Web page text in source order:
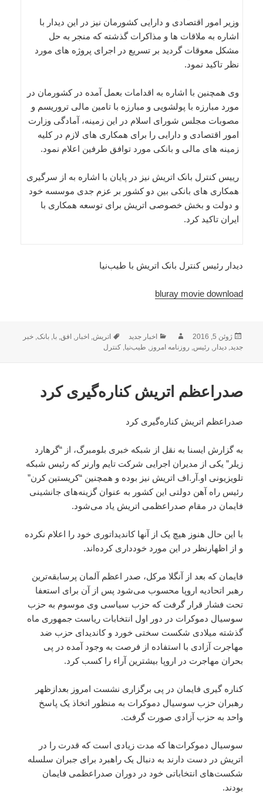
وزیر امور اقتصادی و دارایی کشورمان نیز در این دیدار با
اشاره به ملاقات ها و مذاکرات گذشته که منجر به حل
مشکل معوقات گردید بر تسریع در اجرای پروژه‌ های مورد
نظر تاکید نمود.
وی همچنین با اشاره به اقدامات بعمل آمده در کشورمان در
مورد مبارزه با پولشویی و مبارزه با تامین مالی تروریسم و
مصوبات مجلس شورای اسلام در این زمینه، آمادگی وزارت
امور اقتصادی و دارایی را برای همکاری های لازم در کلیه
زمینه های مالی و بانکی مورد توافق طرفین اعلام نمود.
رییس کنترل بانک اتریش نیز در پایان با اشاره به از سرگیری
همکاری های بانکی بین دو کشور بر عزم جدی موسسه خود
و دولت و بخش خصوصی اتریش برای توسعه همکاری با
ایران تاکید کرد.
دیدار رئیس کنترل بانک اتریش با طیب‌نیا
bluray movie download
ارسال
شده
ژوئن 5, 2016 نویسندهدسته‌ها
اخبار جدید برچسب‌ها
اتریش, اخبار, افق,با,بانک,خبر
جدید,دیدار, رئیس, روزنامه امروز, طیب‌نیا,کنترل
صدراعظم اتریش کناره‌گیری کرد
صدراعظم اتریش کناره‌گیری کرد
به گزارش ایسنا به نقل از شبکه خبری بلومبرگ، از “گرهارد
زیلر” یکی از مدیران اجرایی شرکت تایم وارنر که رئیس شبکه
تلویزیونی او.آر.اف اتریش نیز بوده و همچنین “کریستین کرن”
رئیس راه آهن دولتی این کشور به عنوان گزینه‌های جانشینی
فایمان در مقام صدراعظمی اتریش یاد می‌شود.
با این حال هنوز هیچ یک از آنها کاندیداتوری خود را اعلام نکرده
و از اظهارنظر در این مورد خودداری کرده‌اند.
فایمان که بعد از آنگلا مرکل، صدر اعظم آلمان پرسابقه‌ترین
رهبر اتحادیه اروپا محسوب می‌شود پس از آن برای استعفا
تحت فشار قرار گرفت که حزب سیاسی وی موسوم به حزب
سوسیال دموکرات در دور اول انتخابات ریاست جمهوری ماه
گذشته میلادی شکست سختی خورد و کاندیدای حزب ضد
مهاجرت آزادی با استفاده از فرصت به وجود آمده در پی
بحران مهاجرت در اروپا بیشترین آراء را کسب کرد.
کناره گیری فایمان در پی برگزاری نشست امروز بعدازظهر
رهبران حزب سوسیال دموکرات به منظور اتخاذ یک پاسخ
واحد به حزب آزادی صورت گرفت.
سوسیال دموکرات‌ها که مدت زیادی است که قدرت را در
اتریش در دست دارند به دنبال یک راهبرد برای جبران سلسله
شکست‌های انتخاباتی خود در دوران صدراعظمی فایمان
بودند.